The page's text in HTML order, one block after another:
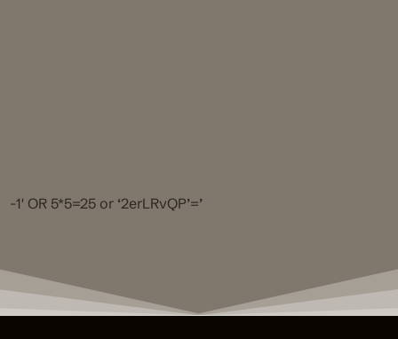
-1′ OR 5*5=25 or ‘2erLRvQP’=’